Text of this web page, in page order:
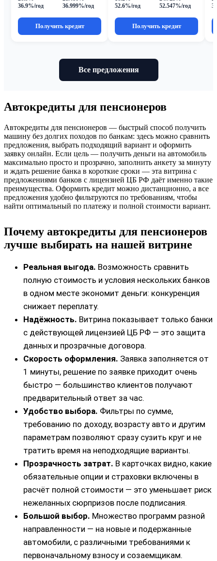
36.9%/год
36.999%/год
Получить кредит
52.6%/год
52.547%/год
Получить кредит
Все предложения
Автокредиты для пенсионеров
Автокредиты для пенсионеров — быстрый способ получить
машину без долгих походов по банкам: здесь можно сравнить
предложения, выбрать подходящий вариант и оформить
заявку онлайн. Если цель — получить деньги на автомобиль
максимально просто и прозрачно, заполнить анкету за минуту
и ждать решение банка в короткие сроки — эта витрина с
предложениями банков с лицензией ЦБ РФ даёт именно такие
преимущества. Оформить кредит можно дистанционно, а все
предложения удобно фильтруются по требованиям, чтобы
найти оптимальный по платежу и полной стоимости вариант.
Почему автокредиты для пенсионеров
лучше выбирать на нашей витрине
Реальная выгода. Возможность сравнить
полную стоимость и условия нескольких банков
в одном месте экономит деньги: конкуренция
снижает переплату.
Надёжность. Витрина показывает только банки
с действующей лицензией ЦБ РФ — это защита
данных и прозрачные договора.
Скорость оформления. Заявка заполняется от
1 минуты, решение по заявке приходит очень
быстро — большинство клиентов получают
предварительный ответ за час.
Удобство выбора. Фильтры по сумме,
требованию по доходу, возрасту авто и другим
параметрам позволяют сразу сузить круг и не
тратить время на неподходящие варианты.
Прозрачность затрат. В карточках видно, какие
обязательные опции и страховки включены в
расчёт полной стоимости — это уменьшает риск
нежеланных сюрпризов после подписания.
Большой выбор. Множество программ разной
направленности — на новые и подержанные
автомобили, с различными требованиями к
первоначальному взносу и созаемщикам.